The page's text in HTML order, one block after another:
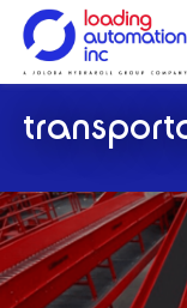
Loading
Automation
Inc